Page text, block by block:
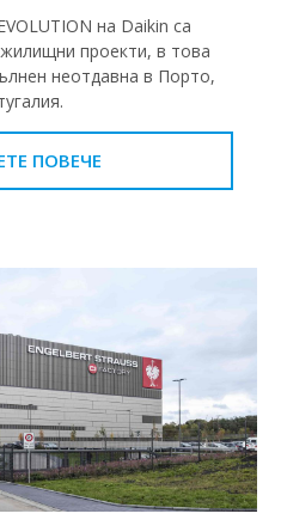
на Daikin са
проекти, в това
неотдавна в Порто,
ПОВЕЧЕ